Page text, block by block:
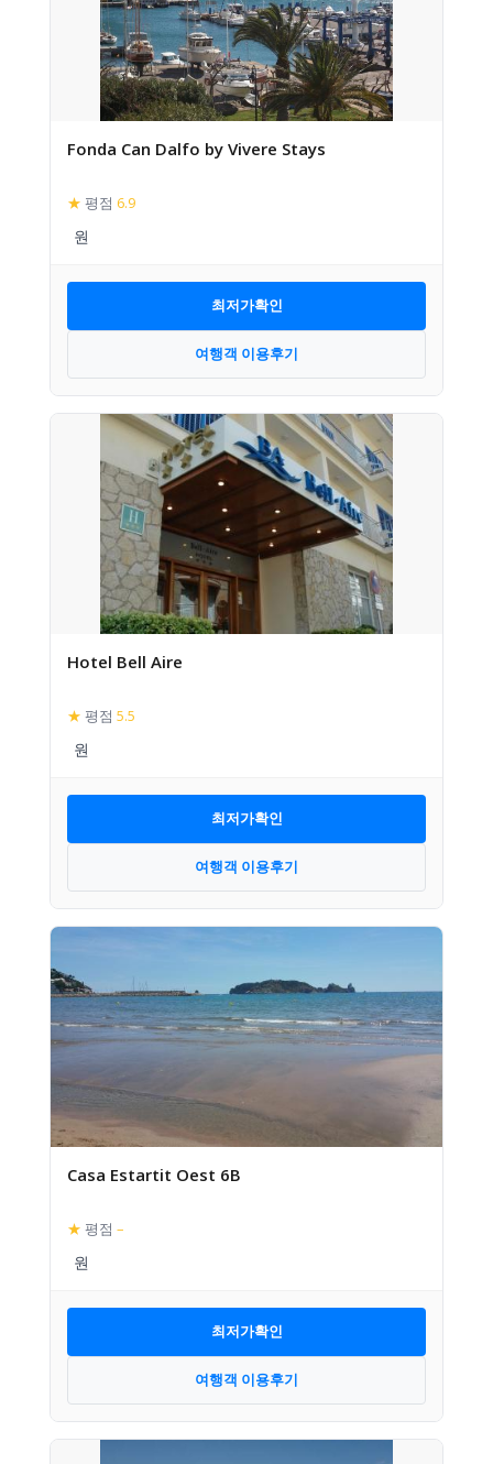
Fonda Can Dalfo by Vivere Stays
★ 평점 6.9
최저가확인
여행객 이용후기
Hotel Bell Aire
★ 평점 5.5
최저가확인
여행객 이용후기
Casa Estartit Oest 6B
★ 평점 –
최저가확인
여행객 이용후기